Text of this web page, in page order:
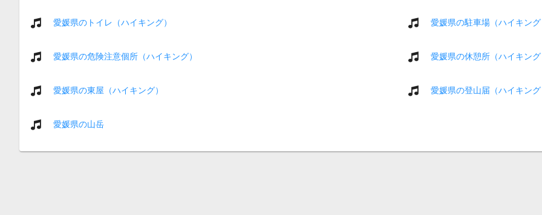
愛媛県のトイレ（ハイキング） 愛媛県の駐車場（ハイキン
愛媛県の危険注意個所（ハイキング） 愛媛県の休憩所（ハイキン
愛媛県の東屋（ハイキング） 愛媛県の登山届（ハイキン
愛媛県の山岳